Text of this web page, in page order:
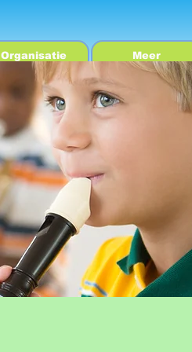
Organisatie Meer